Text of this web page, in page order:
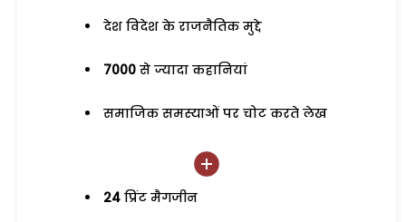
देश विदेश के राजनैतिक मुद्दे
7000 से ज्यादा कहानियां
समाजिक समस्याओं पर चोट करते लेख
24 प्रिंट मैगजीन